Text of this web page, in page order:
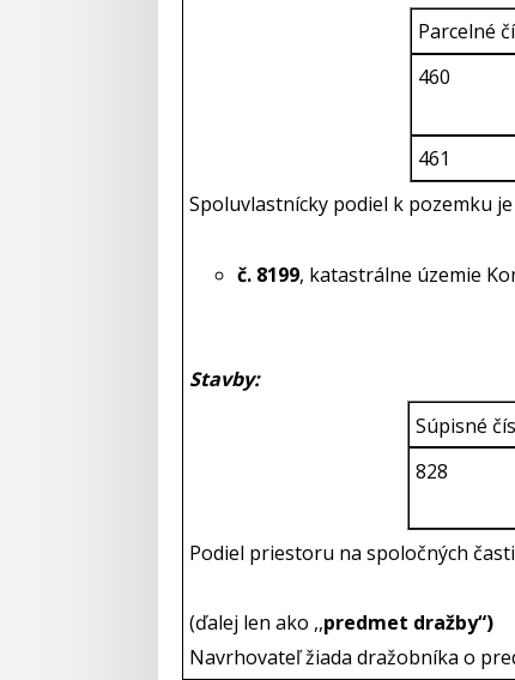
Parcelné
460
461
Spoluvlastnícky podiel k pozemku je
č. 8199, katastrálne územie
Stavby:
Súpisné
828
Podiel priestoru na spoločných
(ďalej len ako ,,predmet dražby“)
Navrhovateľ žiada dražobníka o